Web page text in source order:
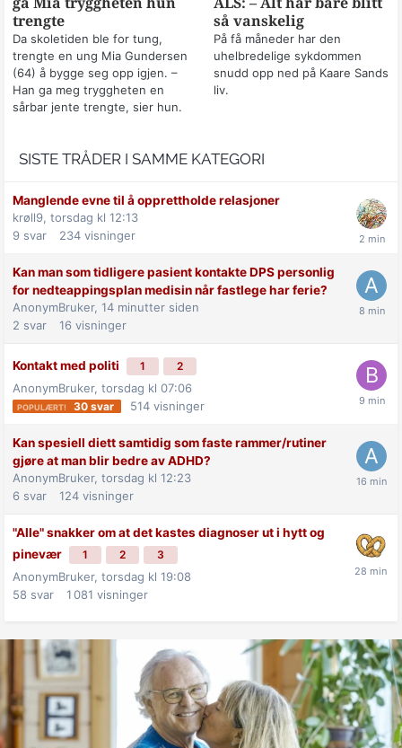
trengte
Da skoletiden ble for tung,
trengte en ung Mia Gundersen
(64) å bygge seg opp igjen. –
Han ga meg tryggheten en
sårbar jente trengte, sier hun.
så vanskelig
På få måneder har den
uhelbredelige sykdommen
snudd opp ned på Kaare Sands
liv.
SISTE TRÅDER I SAMME KATEGORI
Manglende evne til å opprettholde relasjoner
krøll9, torsdag kl 12:13
9 svar 234 visninger
Kan man som tidligere pasient kontakte DPS personlig
for nedteappingsplan medisin når fastlege har ferie?
AnonymBruker, 14 minutter siden
2 svar 16 visninger
Kontakt med politi 1 2
AnonymBruker, torsdag kl 07:06
30 svar 514 visninger
Kan spesiell diett samtidig som faste rammer/rutiner
gjøre at man blir bedre av ADHD?
AnonymBruker, torsdag kl 12:23
6 svar 124 visninger
"Alle" snakker om at det kastes diagnoser ut i hytt og
pinevær
1 2 3
AnonymBruker, torsdag kl 19:08
58 svar 1 081 visninger